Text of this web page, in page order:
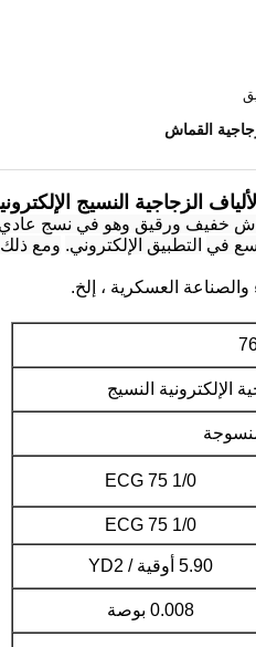
القماش
في التطبيق الإلكتروني. ومع ذلك
والصناعة العسكرية ، إلخ.
الإلكترونية النسيج
ECG 75 1/0
ECG 75 1/0
5.90 أوقية / YD2
0.008 بوصة